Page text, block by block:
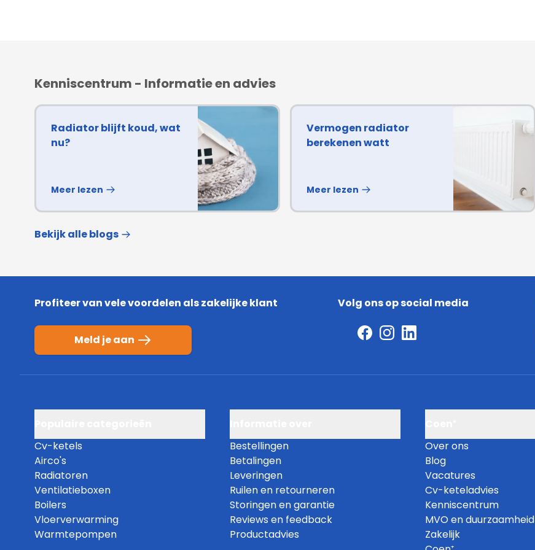
Toon meer beschrijving
Kenniscentrum - Informatie en advies
Radiator blijft koud, wat
nu?
Meer lezen
Vermogen radiator
berekenen watt
Meer lezen
Bekijk alle blogs
Profiteer van vele voordelen als zakelijke klant
Meld je aan
Volg ons op social media
Cv-ketels
Airco's
Radiatoren
Ventilatieboxen
Boilers
Vloerverwarming
Warmtepompen
Bestellingen
Betalingen
Leveringen
Ruilen en retourneren
Storingen en garantie
Reviews en feedback
Productadvies
Over ons
Blog
Vacatures
Cv-keteladvies
Kenniscentrum
MVO en duurzaamheid
Zakelijk